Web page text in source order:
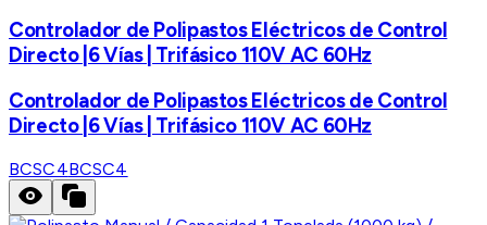
Controlador de Polipastos Eléctricos de Control
Directo |6 Vías | Trifásico 110V AC 60Hz
Controlador de Polipastos Eléctricos de Control
Directo |6 Vías | Trifásico 110V AC 60Hz
BCSC4BCSC4